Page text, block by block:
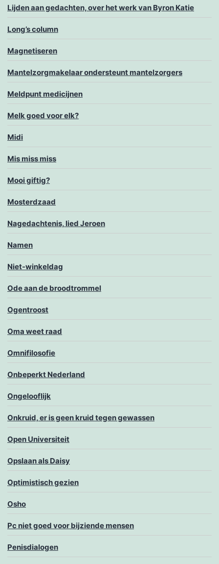
Lijden aan gedachten, over het werk van Byron Katie
Long’s column
Magnetiseren
Mantelzorgmakelaar ondersteunt mantelzorgers
Meldpunt medicijnen
Melk goed voor elk?
Midi
Mis miss miss
Mooi giftig?
Mosterdzaad
Nagedachtenis, lied Jeroen
Namen
Niet-winkeldag
Ode aan de broodtrommel
Ogentroost
Oma weet raad
Omnifilosofie
Onbeperkt Nederland
Ongelooflijk
Onkruid, er is geen kruid tegen gewassen
Open Universiteit
Opslaan als Daisy
Optimistisch gezien
Osho
Pc niet goed voor bijziende mensen
Penisdialogen